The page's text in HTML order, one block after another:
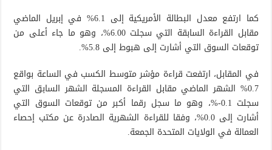
كما ارتفع معدل البطالة الأمريكية إلى 6.1% في إبريل الماضي
مقابل القراءة السابقة التي سجلت 6.00%، وهو ما جاء أعلى من
توقعات السوق التي أشارت إلى هبوط إلى 5.8%.
في المقابل، ارتفعت قراءة مؤشر متوسط الكسب في الساعة بواقع
0.7% الشهر الماضي مقابل القراءة المسجلة الشهر السابق التي
سجلت 0.1-%، وهو ما سجل رقما أكبر من توقعات السوق التي
أشارت إلى 0.0%، وفقا للقراءة الشهرية الصادرة عن مكتب إحصاء
العمالة في الولايات المتحدة الجمعة.